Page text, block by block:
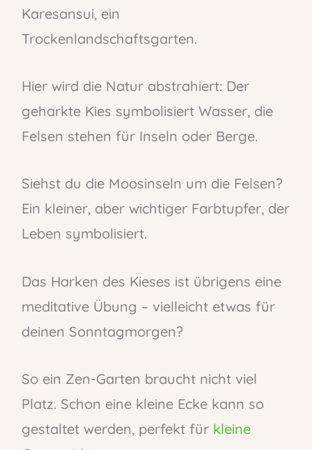
Karesansui, ein
Trockenlandschaftsgarten.
Hier wird die Natur abstrahiert: Der
geharkte Kies symbolisiert Wasser, die
Felsen stehen für Inseln oder Berge.
Siehst du die Moosinseln um die Felsen?
Ein kleiner, aber wichtiger Farbtupfer, der
Leben symbolisiert.
Das Harken des Kieses ist übrigens eine
meditative Übung – vielleicht etwas für
deinen Sonntagmorgen?
So ein Zen-Garten braucht nicht viel
Platz. Schon eine kleine Ecke kann so
gestaltet werden, perfekt für kleine